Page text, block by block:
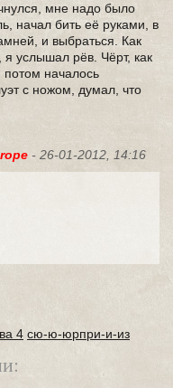
мне надо было
начал бить её руками, в
и выбраться. Как
я услышал рёв. Чёрт, как
началось
с ножом, думал, что
- 26-01-2012, 14:16
4 сю-ю-юрпри-и-из